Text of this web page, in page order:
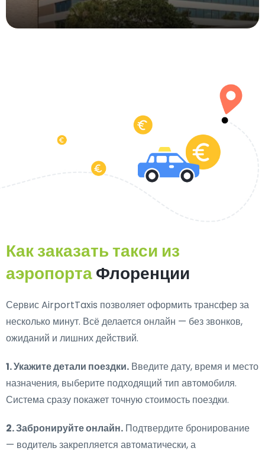
Как заказать такси из
аэропортаФлоренции
Сервис AirportTaxis позволяет оформить трансфер за
несколько минут. Всё делается онлайн — без звонков,
ожиданий и лишних действий.
1. Укажите детали поездки. Введите дату, время и место
назначения, выберите подходящий тип автомобиля.
Система сразу покажет точную стоимость поездки.
2. Забронируйте онлайн. Подтвердите бронирование
— водитель закрепляется автоматически, а